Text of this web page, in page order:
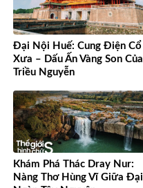
Đại Nội Huế: Cung Điện Cổ
Xưa – Dấu Ấn Vàng Son Của
Triều Nguyễn
Khám Phá Thác Dray Nur:
Nàng Thơ Hùng Vĩ Giữa Đại